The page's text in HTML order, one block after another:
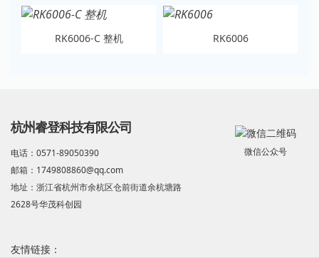
RK6006-C 整机 RK6006
杭州睿登科技有限公司
电话：0571-89050390
邮箱：1749808860@qq.com
地址：浙江省杭州市余杭区仓前街道余杭塘路
2628号华茂科创园
微信公众号
友情链接：